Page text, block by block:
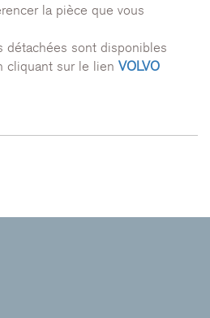
la pièce que vous
détachées sont disponibles
cliquant sur le lien VOLVO